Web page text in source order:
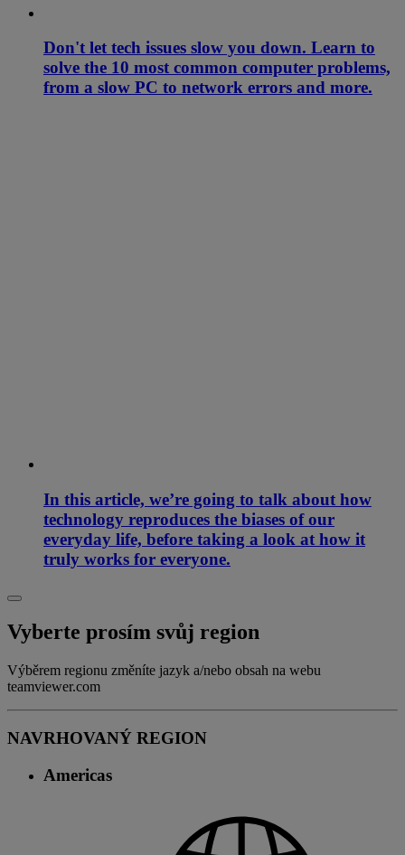
Don't let tech issues slow you down. Learn to
solve the 10 most common computer problems,
from a slow PC to network errors and more.
In this article, we’re going to talk about how
technology reproduces the biases of our
everyday life, before taking a look at how it
truly works for everyone.
Vyberte prosím svůj region
Výběrem regionu změníte jazyk a/nebo obsah na webu
teamviewer.com
NAVRHOVANÝ REGION
Americas